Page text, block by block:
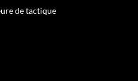
de tactique